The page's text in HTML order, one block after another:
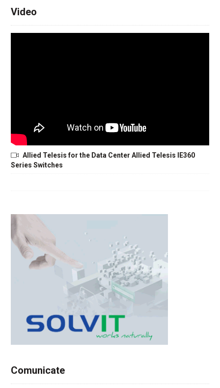
Video
Allied Telesis for the Data Center Allied Telesis IE360
Series Switches
Comunicate